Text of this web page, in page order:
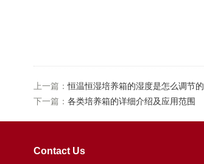
上一篇：恒温恒湿培养箱的湿度是怎么调节的
下一篇： 各类培养箱的详细介绍及应用范围
Contact Us